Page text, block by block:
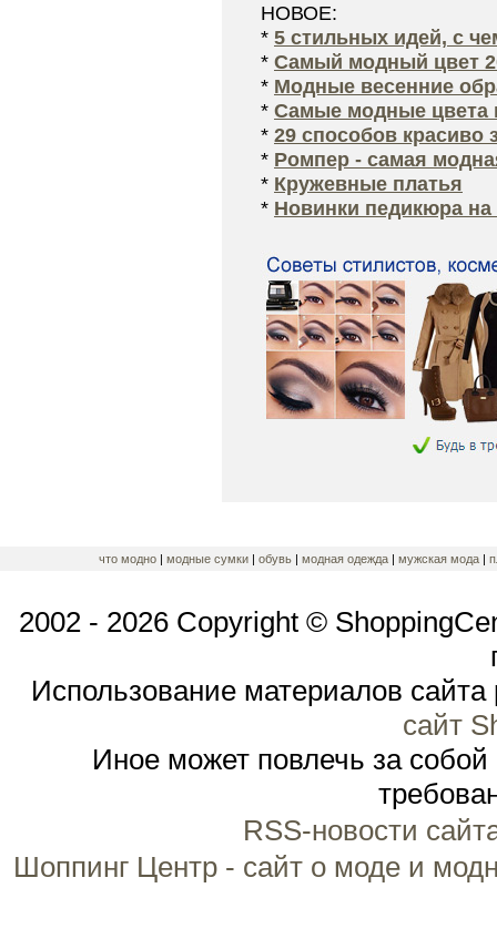
НОВОЕ:
* 5 стильных идей, с
* Самый модный цвет
* Модные весенние
* Самые модные цвета
* 29 способов красиво
* Ромпер - самая
* Кружевные платья
* Новинки педикюра
что модно| модные сумки | обувь| модная одежда | мужская мода |
2002 - 2026 Copyright ©
Использование материалов
сайт
Иное может повлечь за
RSS-новости
Шоппинг Центр - сайт о моде и